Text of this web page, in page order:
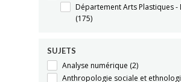
Département Arts Plastiques -
(175)
SUJETS
Analyse numérique (2)
Anthropologie sociale et